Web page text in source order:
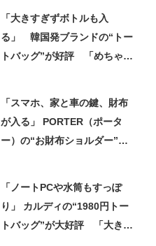
「大きすぎずボトルも入
る」 韓国発ブランドの“トー
トバッグ”が好評 「めちゃく
「スマホ、家と車の鍵、財布
が入る」 PORTER（ポータ
ー）の“お財布ショルダー”が
「ノートPCや水筒もすっぽ
り」 カルディの“1980円トー
トバッグ”が大好評 「大きさ